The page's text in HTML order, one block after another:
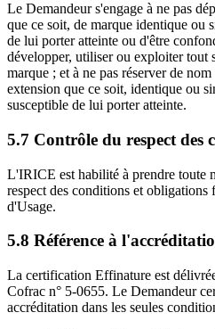
Le Demandeur s'engage à ne pas
que ce soit, de marque identique ou
de lui porter atteinte ou d'être
développer, utiliser ou exploiter tout
marque ; et à ne pas réserver de
extension que ce soit, identique ou
susceptible de lui porter atteinte.
5.7 Contrôle du respect des
L'IRICE est habilité à prendre toute
respect des conditions et obligations
d'Usage.
5.8 Référence à
La certification Effinature est
Cofrac n° 5-0655. Le Demandeur
accréditation dans les seules